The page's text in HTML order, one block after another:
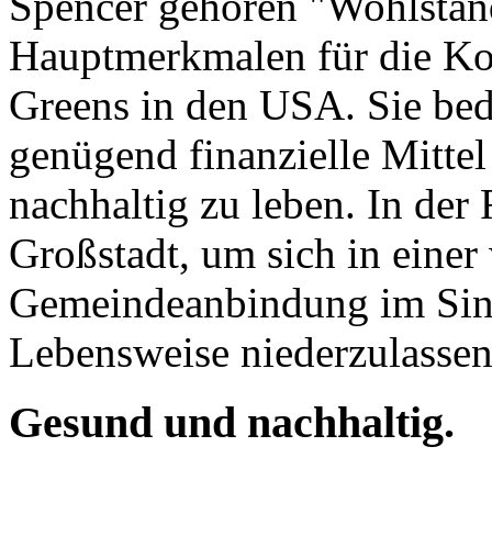
Hauptmerkmalen für die
Greens in den USA. Sie
genügend finanzielle
nachhaltig zu leben. In der
Großstadt, um sich in
Gemeindeanbindung im
Lebensweise
Gesund und nachhaltig.